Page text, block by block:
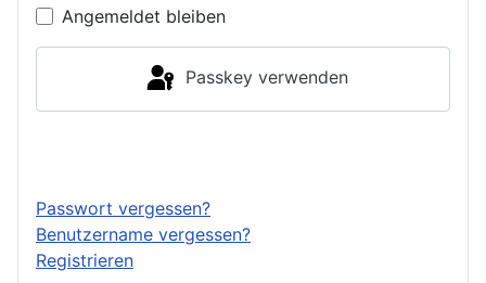
Angemeldet bleiben
Passkey verwenden
Passwort vergessen?
Benutzername vergessen?
Registrieren